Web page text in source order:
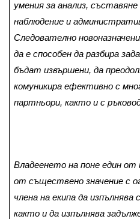
умения за анализ,
наблюдение и
Следователно
да е способен да разбира
бъдат извършени, да
комуникира ефективно с
партньори, както и с
Владеенето на поне един от
от съществено значение с
члена на екипа да
както и да изпълнява